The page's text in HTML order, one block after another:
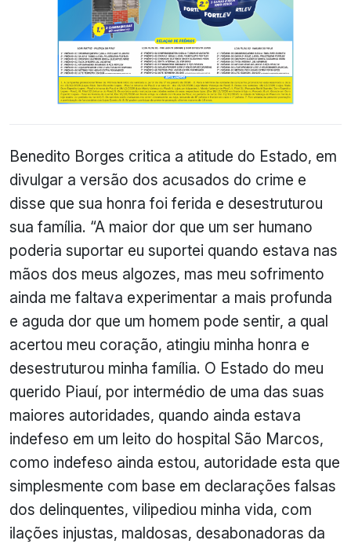
Benedito Borges critica a atitude do Estado, em
divulgar a versão dos acusados do crime e
disse que sua honra foi ferida e desestruturou
sua família. “A maior dor que um ser humano
poderia suportar eu suportei quando estava nas
mãos dos meus algozes, mas meu sofrimento
ainda me faltava experimentar a mais profunda
e aguda dor que um homem pode sentir, a qual
acertou meu coração, atingiu minha honra e
desestruturou minha família. O Estado do meu
querido Piauí, por intermédio de uma das suas
maiores autoridades, quando ainda estava
indefeso em um leito do hospital São Marcos,
como indefeso ainda estou, autoridade esta que
simplesmente com base em declarações falsas
dos delinquentes, vilipediou minha vida, com
ilações injustas, maldosas, desabonadoras da